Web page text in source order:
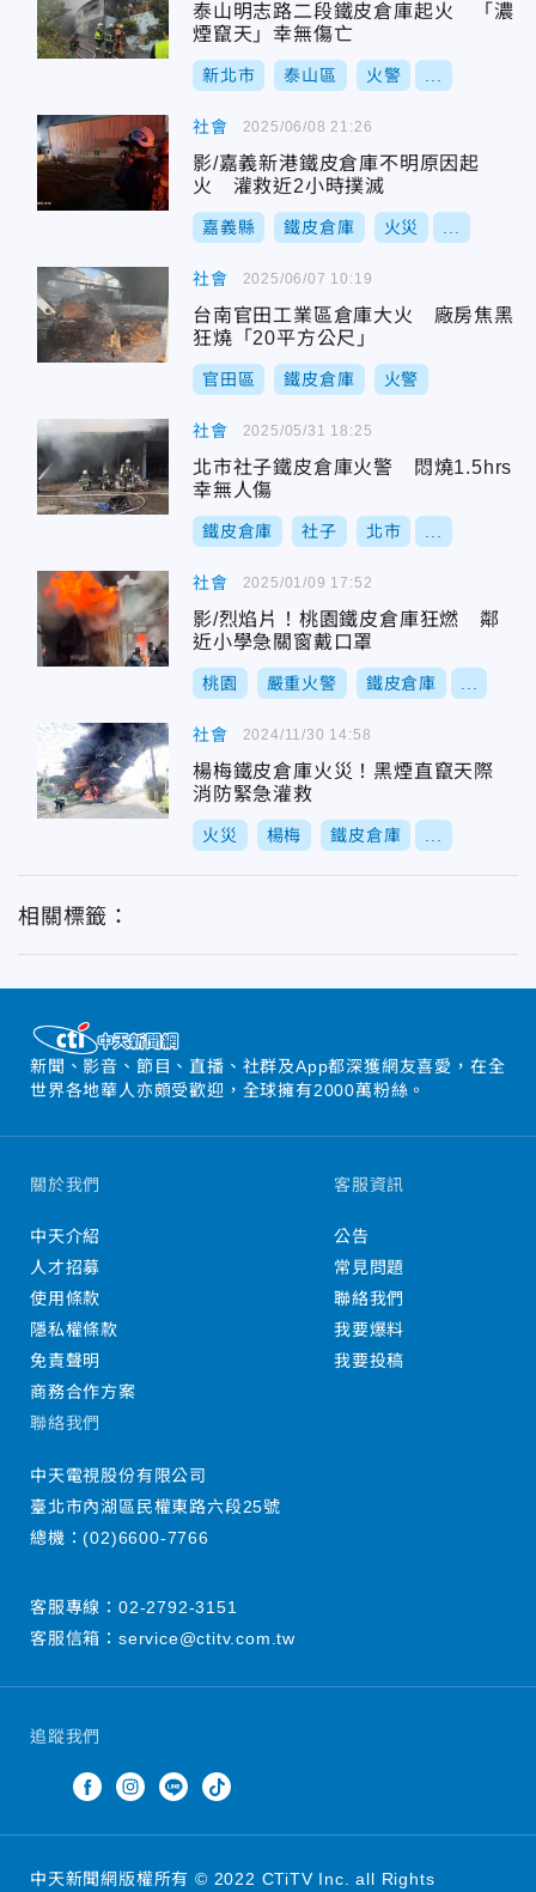
泰山明志路二段鐵皮倉庫起火 「濃
煙竄天」幸無傷亡
新北市 泰山區 火警
社會
影/嘉義新港鐵皮倉庫不明原因起
火 灌救近2小時撲滅
嘉義縣 鐵皮倉庫 火災
2025/06/08 21:26
社會
台南官田工業區倉庫大火 廠房焦黑
狂燒「20平方公尺」
官田區 鐵皮倉庫 火警
2025/06/07 10:19
社會
北市社子鐵皮倉庫火警 悶燒1.5hrs
幸無人傷
鐵皮倉庫 社子 北市
2025/05/31 18:25
社會
影/烈焰片！桃園鐵皮倉庫狂燃 鄰
近小學急關窗戴口罩
桃園 嚴重火警 鐵皮倉庫
2025/01/09 17:52
社會
楊梅鐵皮倉庫火災！黑煙直竄天際
消防緊急灌救
火災 楊梅 鐵皮倉庫
2024/11/30 14:58
相關標籤：
新聞、影音、節目、直播、社群及App都深獲網友喜愛，在全
世界各地華人亦頗受歡迎，全球擁有2000萬粉絲。
追蹤我們
關於我們
中天介紹
人才招募
使用條款
隱私權條款
免責聲明
商務合作方案
客服資訊
公告
常見問題
聯絡我們
我要爆料
我要投稿
聯絡我們
中天電視股份有限公司
臺北市內湖區民權東路六段25號
總機：(02)6600-7766
客服專線： 02-2792-3151
客服信箱： service@ctitv.com.tw
中天新聞網版權所有 © 2022 CTiTV Inc. all Rights